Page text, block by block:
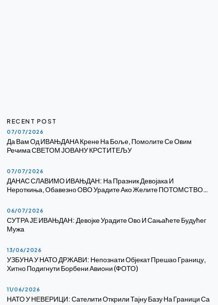
RECENT POST
07/07/2026
Да Вам Од ИВАЊДАНА Крене На Боље, Помолите Се Овим
Речима СВЕТОМ ЈОВАНУ КРСТИТЕЉУ
07/07/2026
ДАНАС СЛАВИМО ИВАЊДАН: На Празник Девојака И
Нероткиња, Обавезно ОВО Урадите Ако Желите ПОТОМСТВО…
06/07/2026
СУТРА ЈЕ ИВАЊДАН: Девојке Урадите Ово И Сањаћете Будућег
Мужа
13/06/2026
УЗБУНА У НАТО ДРЖАВИ: Непознати Објекат Прешао Границу,
Хитно Подигнути Борбени Авиони (ФОТО)
11/06/2026
НАТО У НЕВЕРИЦИ: Сателити Открили Тајну Базу На Граници Са